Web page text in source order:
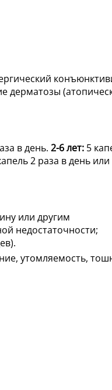
дерматозы
в день. 2-6 лет: 5
2 раза в день или
или другим
недостаточности;
утомляемость,